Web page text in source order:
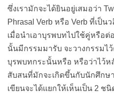
ซึ่งเรามักจะได้ยินอยู่เสมอว่า
Phrasal Verb หรือ Verb ที่เป็
เมื่อนำเอาบุรพบทไปใช้คู่หรือ
นั้นมีกรรมมารับ จะวางกรรมไ
บุรพบทกระนั้นหรือ หรือว่าไว้
สับสนที่มักจะเกิดขึ้นกับนักศึกษา
เขียนจะได้แยกให้เห็นเป็น 2 ช